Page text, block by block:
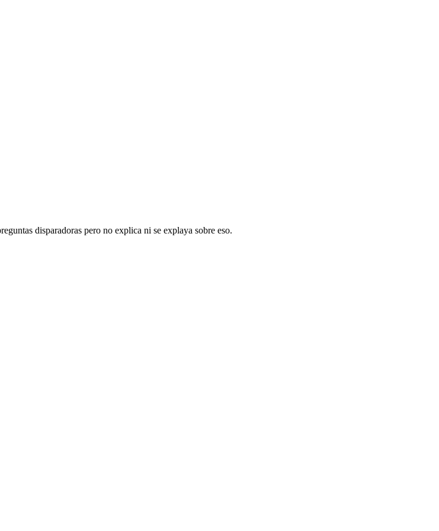
disparadoras pero no explica ni se explaya sobre eso.